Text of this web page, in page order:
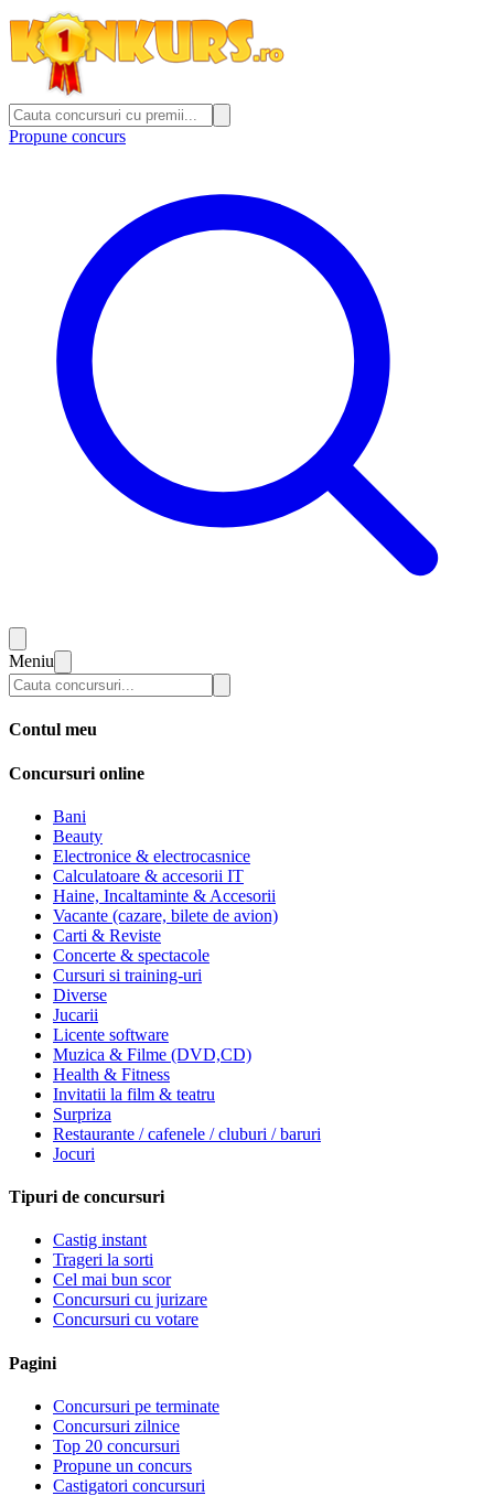
Propune concurs
Meniu
Contul meu
Concursuri online
Bani
Beauty
Electronice & electrocasnice
Calculatoare & accesorii IT
Haine, Incaltaminte & Accesorii
Vacante (cazare, bilete de avion)
Carti & Reviste
Concerte & spectacole
Cursuri si training-uri
Diverse
Jucarii
Licente software
Muzica & Filme (DVD,CD)
Health & Fitness
Invitatii la film & teatru
Surpriza
Restaurante / cafenele / cluburi / baruri
Jocuri
Tipuri de concursuri
Castig instant
Trageri la sorti
Cel mai bun scor
Concursuri cu jurizare
Concursuri cu votare
Pagini
Concursuri pe terminate
Concursuri zilnice
Top 20 concursuri
Propune un concurs
Castigatori concursuri